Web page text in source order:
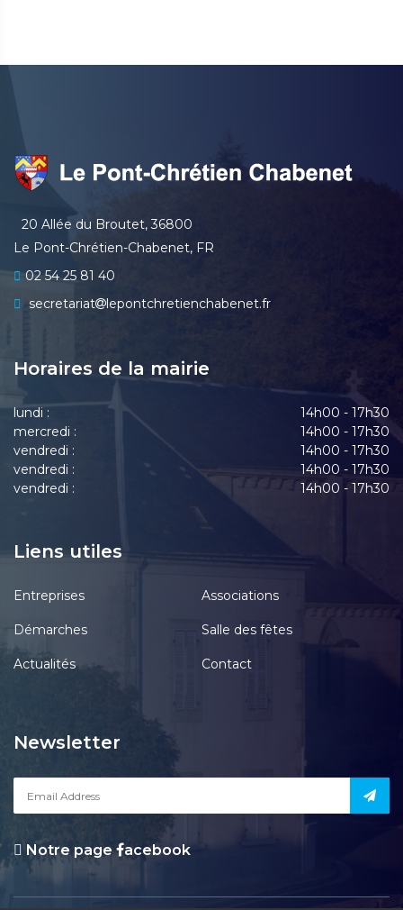
20 Allée du Broutet, 36800
Le Pont-Chrétien-Chabenet, FR
02 54 25 81 40
secretariat
lepontchretienchabenet.fr
Horaires de la mairie
lundi :
14h00 - 17h30
mercredi :
14h00 - 17h30
vendredi :
14h00 - 17h30
vendredi :
14h00 - 17h30
vendredi :
14h00 - 17h30
Liens utiles
Entreprises Associations
Démarches Salle des fêtes
Actualités Contact
Newsletter
Notre page acebook